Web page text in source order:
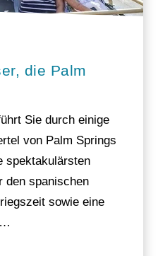
die Palm
Sie durch einige
von Palm Springs
spektakulärsten
den spanischen
sowie eine